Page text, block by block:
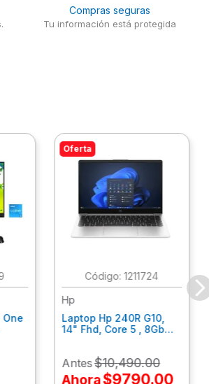
Compras seguras
Tu información está protegida
One
Oferta
:1211724
Hp
Laptop Hp 240R G10,
14" Fhd, Core 5 , 8Gb
Antes$10,490.00
Ahora$9790.00